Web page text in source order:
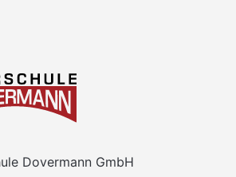
Dovermann GmbH